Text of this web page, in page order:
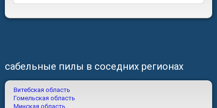
сабельные пилы в соседних регионах
Витебская область
Гомельская область
Минская область